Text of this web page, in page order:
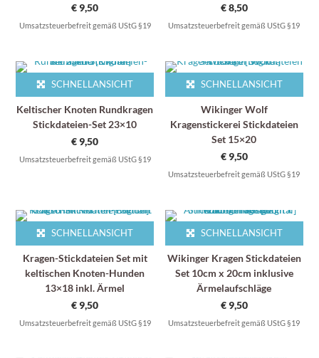
€9,50
Umsatzsteuerbefreit gemäß UStG §19
€8,50
Umsatzsteuerbefreit gemäß UStG §19
SCHNELLANSICHT
Keltischer Knoten Rundkragen
Stickdateien-Set 23×10
€9,50
Umsatzsteuerbefreit gemäß UStG §19
SCHNELLANSICHT
Wikinger Wolf
Kragenstickerei Stickdateien
Set 15×20
€9,50
Umsatzsteuerbefreit gemäß UStG §19
SCHNELLANSICHT
Kragen-Stickdateien Set mit
keltischen Knoten-Hunden
13×18 inkl. Ärmel
€9,50
Umsatzsteuerbefreit gemäß UStG §19
SCHNELLANSICHT
Wikinger Kragen Stickdateien
Set 10cm x 20cm inklusive
Ärmelaufschläge
€9,50
Umsatzsteuerbefreit gemäß UStG §19